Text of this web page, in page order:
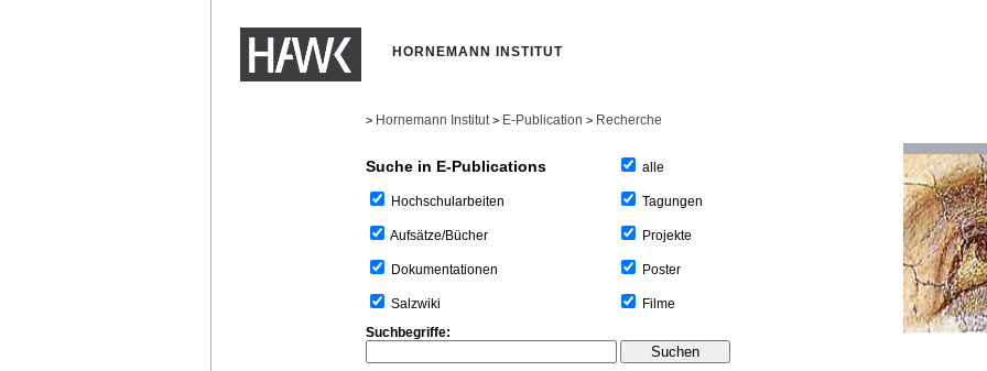
HORNEMANN INSTITUT
> Hornemann Institut > E-Publication > Recherche
Suche in E-Publications
Hochschularbeiten
Aufsätze/Bücher
Dokumentationen
Salzwiki
alle
Tagungen
Projekte
Poster
Filme
Suchbegriffe: